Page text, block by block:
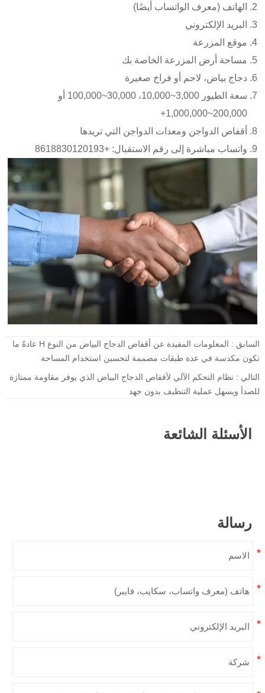
الهاتف (معرف الواتساب أيضًا)
البريد الإلكتروني
موقع المزرعة
مساحة أرض المزرعة الخاصة بك
دجاج بياض، لاحم أو فراخ صغيرة
سعة الطيور 3,000~10,000، 30,000~100,000 أو
200,000~1,000,000+
أقفاص الدواجن ومعدات الدواجن التي تريدها
واتساب مباشرة إلى رقم الاستقبال: +8618830120193
السابق :
المعلومات المفيدة عن أقفاص الدجاج البياض من النوع H عادةً ما
تكون مكدسة في عدة طبقات مصممة لتحسين استخدام المساحة
التالي : نظام التحكم الآلي لأقفاص الدجاج البياض الذي يوفر مقاومة ممتازة
للصدأ ويسهل عملية التنظيف بدون جهد
الأسئلة الشائعة
رسالة